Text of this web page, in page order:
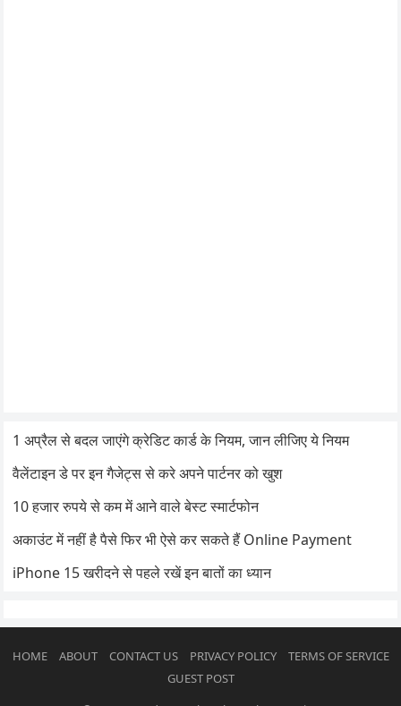
1 अप्रैल से बदल जाएंगे क्रेडिट कार्ड के नियम, जान लीजिए ये नियम
वैलेंटाइन डे पर इन गैजेट्स से करे अपने पार्टनर को खुश
10 हजार रुपये से कम में आने वाले बेस्ट स्मार्टफोन
अकाउंट में नहीं है पैसे फिर भी ऐसे कर सकते हैं Online Payment
iPhone 15 खरीदने से पहले रखें इन बातों का ध्यान
HOME ABOUT CONTACT US PRIVACY POLICY
TERMS OF SERVICE
GUEST POST